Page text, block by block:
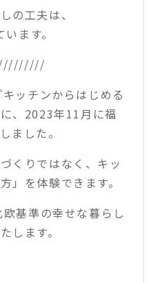
の工夫は、
ます。
キッチンからはじめる
、2023年11月に福
ました。
くりではなく、キッ
」を体験できます。
基準の幸せな暮らし
します。